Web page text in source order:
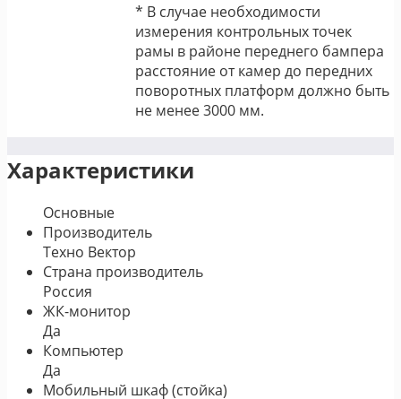
* В случае необходимости
измерения контрольных точек
рамы в районе переднего бампера
расстояние от камер до передних
поворотных платформ должно быть
не менее 3000 мм.
Характеристики
Основные
Производитель
Техно Вектор
Страна производитель
Россия
ЖК-монитор
Да
Компьютер
Да
Мобильный шкаф (стойка)